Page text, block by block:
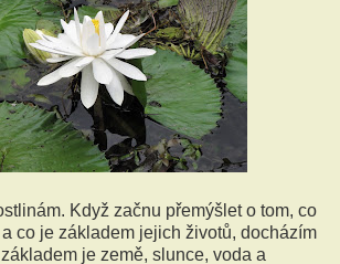
Když začnu přemýšlet o tom, co
co je základem jejich životů, docházím
je země, slunce, voda a